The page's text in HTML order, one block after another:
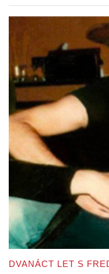
DVANÁCT LET S